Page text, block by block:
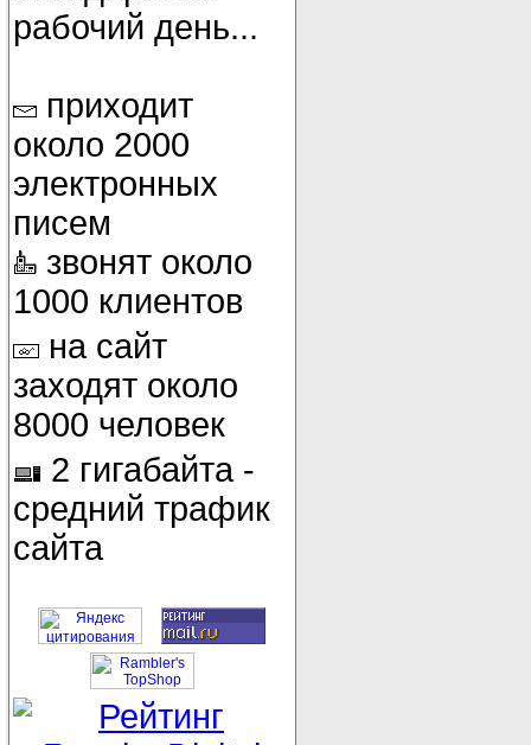
рабочий день...
приходит
около 2000
электронных
писем
звонят около
1000 клиентов
на сайт
заходят около
8000 человек
2 гигабайта -
средний трафик
сайта